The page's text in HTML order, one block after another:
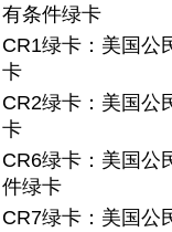
有条件绿卡
CR1绿卡：美国公
卡
CR2绿卡：美国公
卡
CR6绿卡：美国公
件绿卡
CR7绿卡：美国公